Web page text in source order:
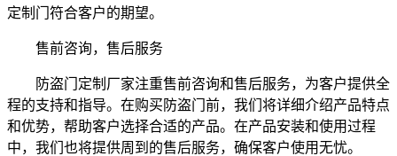
定制门符合客户的期望。
售前咨询，售后服务
防盗门定制厂家注重售前咨询和售后服务，为客户提供全
程的支持和指导。在购买防盗门前，我们将详细介绍产品特点
和优势，帮助客户选择合适的产品。在产品安装和使用过程
中，我们也将提供周到的售后服务，确保客户使用无忧。